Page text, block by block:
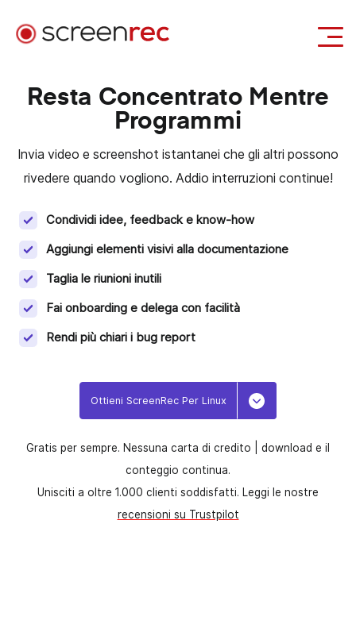
Scarica Gratis
Resta Concentrato Mentre
Programmi
Invia video e screenshot istantanei che gli altri possono
rivedere quando vogliono. Addio interruzioni continue!
Condividi idee, feedback e know-how
Aggiungi elementi visivi alla documentazione
Taglia le riunioni inutili
Fai onboarding e delega con facilità
Rendi più chiari i bug report
Ottieni ScreenRec Per Linux
Toggle
Gratis per sempre. Nessuna carta di credito | download e il
conteggio continua.
Unisciti a oltre 1.000 clienti soddisfatti. Leggi le nostre
recensioni su Trustpilot